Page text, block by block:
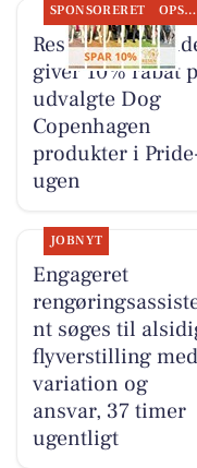
SPONSORERET OPSLAGSTAVLEN
Resen
giver 10% rabat
udvalgte Dog
Copenhagen
produkter i
ugen
JOBNYT
Engageret
nt søges til
flyverstilling med
variation og
ansvar, 37 timer
ugentligt